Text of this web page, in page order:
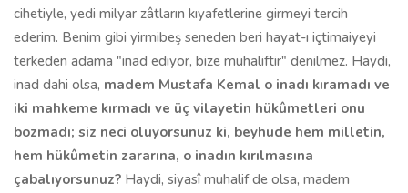
cihetiyle, yedi milyar zâtların kıyafetlerine girmeyi tercih
ederim. Benim gibi yirmibeş seneden beri hayat-ı içtimaiyeyi
terkeden adama "inad ediyor, bize muhaliftir" denilmez. Haydi,
inad dahi olsa, madem Mustafa Kemal o inadı kıramadı ve
iki mahkeme kırmadı ve üç vilayetin hükûmetleri onu
bozmadı; siz neci oluyorsunuz ki, beyhude hem milletin,
hem hükûmetin zararına, o inadın kırılmasına
çabalıyorsunuz? Haydi, siyasî muhalif de olsa, madem